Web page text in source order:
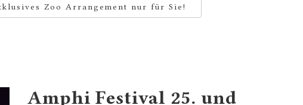
Zoo Arrangement nur für Sie!
Amphi Festival 25. und